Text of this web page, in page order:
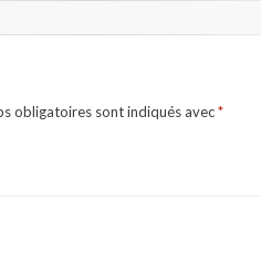
obligatoires sont indiqués avec*